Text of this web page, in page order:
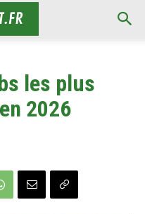
les plus
2026